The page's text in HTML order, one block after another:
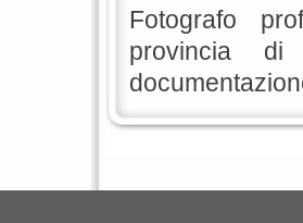
Fotografo
provincia